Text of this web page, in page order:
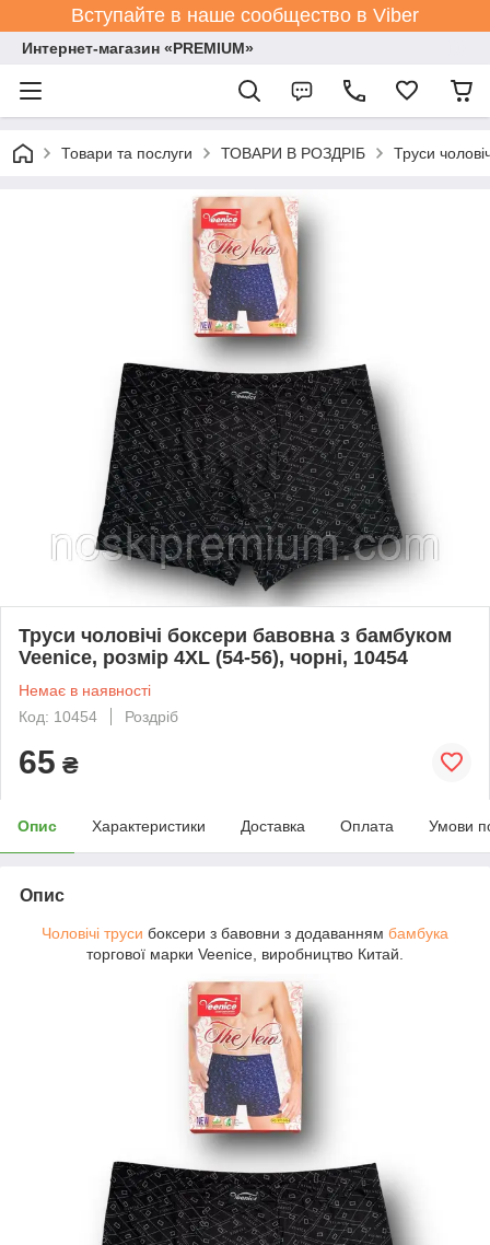
Вступайте в наше сообщество в Viber
Интернет-магазин «PREMIUM»
Товари та послуги ТОВАРИ В РОЗДРІБ Труси
Труси чоловічі боксери бавовна з бамбуком
Veenice, розмір 4XL (54-56), чорні, 10454
Немає в наявності
Код: 10454
Роздріб
65 ₴
Опис Характеристики Доставка Оплата Умови
Опис
Чоловічі труси боксери з бавовни з додаванням бамбука
торгової марки Veenice, виробництво Китай.